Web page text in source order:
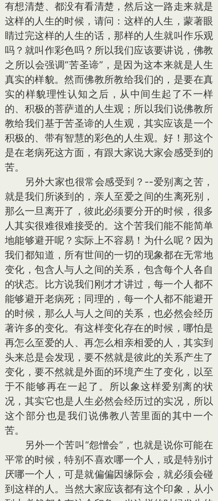
有想清楚、都没有看清楚，然后这一路走来就是
这样的人生的时候，请问：这样的人生，蒙著眼
睛过完这样的人生的话，那样的人生就叫作乐观
吗？就叫作彩色吗？所以我们应该要讲说，佛教
之所以会强调“苦圣谛”，是因为这本来就是人生
真实的样貌。然而佛教所教给我们的，是要在真
实的样貌理性认知之后，从中间生起了不一样
的、积极的菩萨道的人生观；所以我们说佛教所
教给我们基于苦圣谛的人生观，其实应该是一个
积极的、带有智慧的彩色的人生观。好！那这个
是在老病死这方面，有跟大家说大家会感受到的
苦。
另外大家也很常会感受到？--爱别离之苦，
就是我们所谈到的，亲人至爱之间的生离死别，
那么一旦离开了，彼此必须要分开的时候，很多
人其实很难很难接受的。这个苦我们能不能简单
地能够避开呢？实际上不容易！为什么呢？因为
我们都知道，所有世间的一切的现象都在无常地
变化，包含人与人之间的关系，包含每个人各自
的状态。比方说我们刚才才讲过，每一个人都不
能够避开老病死；同理的，每一个人都不能避开
的时候，那么人与人之间的关系，也必然会经历
著许多的变化。有这样变化存在的时候，哪怕是
再怎么至爱的人、再怎么相亲相爱的人，其实到
头来总是会发现，要不然就是彼此的关系产生了
变化，要不然就是外面的环境产生了变化，以至
于不能够再在一起了。所以象这样爱别离的状
况，其实它也是人生必然会经历过的实况，所以
这个部分也是我们说佛教八苦里面的其中一个
苦。
另外一个苦叫“怨憎会”，也就是说你可能在
平常的时候，特别不喜欢哪一个人，或是特别讨
厌哪一个人，可是就偏偏因缘际会，就必须会碰
到这样的人。当然大家应该都有这个印象，从小